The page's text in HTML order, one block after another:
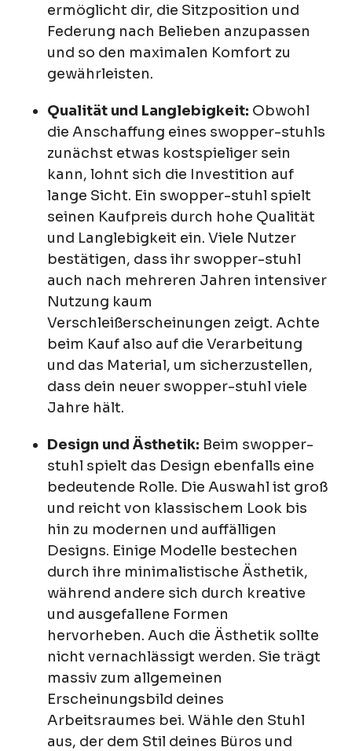
ermöglicht dir, die Sitzposition und
Federung nach Belieben anzupassen
und so den maximalen Komfort zu
gewährleisten.
Qualität und Langlebigkeit: Obwohl
die Anschaffung eines swopper-stuhls
zunächst etwas kostspieliger sein
kann, lohnt sich die Investition auf
lange Sicht. Ein swopper-stuhl spielt
seinen Kaufpreis durch hohe Qualität
und Langlebigkeit ein. Viele Nutzer
bestätigen, dass ihr swopper-stuhl
auch nach mehreren Jahren intensiver
Nutzung kaum
Verschleißerscheinungen zeigt. Achte
beim Kauf also auf die Verarbeitung
und das Material, um sicherzustellen,
dass dein neuer swopper-stuhl viele
Jahre hält.
Design und Ästhetik: Beim swopper-
stuhl spielt das Design ebenfalls eine
bedeutende Rolle. Die Auswahl ist groß
und reicht von klassischem Look bis
hin zu modernen und auffälligen
Designs. Einige Modelle bestechen
durch ihre minimalistische Ästhetik,
während andere sich durch kreative
und ausgefallene Formen
hervorheben. Auch die Ästhetik sollte
nicht vernachlässigt werden. Sie trägt
massiv zum allgemeinen
Erscheinungsbild deines
Arbeitsraumes bei. Wähle den Stuhl
aus, der dem Stil deines Büros und